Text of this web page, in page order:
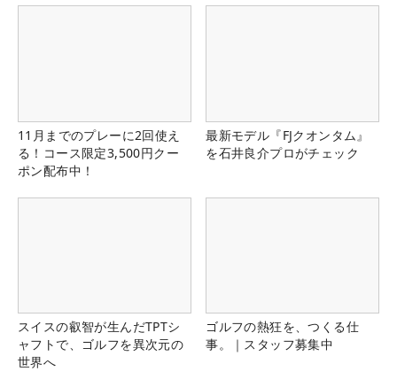
11月までのプレーに2回使え
る！コース限定3,500円クー
ポン配布中！
最新モデル『FJクオンタム』
を石井良介プロがチェック
スイスの叡智が生んだTPTシ
ャフトで、ゴルフを異次元の
世界へ
ゴルフの熱狂を、つくる仕
事。｜スタッフ募集中